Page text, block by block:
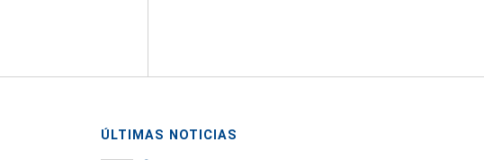
ÚLTIMAS NOTICIAS